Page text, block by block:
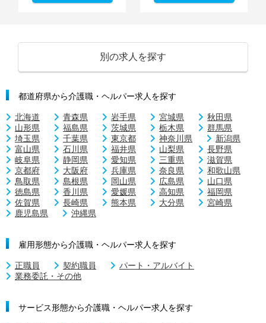
別の求人を探す
都道府県から介護職・ヘルパー求人を探す
北海道 青森県 岩手県 宮城県
秋田県
山形県
福島県 茨城県 栃木県
群馬県
埼玉県
千葉県 東京都 神奈川県
新潟県
富山県
石川県 福井県 山梨県
長野県
岐阜県
静岡県 愛知県 三重県
滋賀県
京都府
大阪府 兵庫県 奈良県
和歌山県
鳥取県
島根県 岡山県 広島県
山口県
徳島県
香川県 愛媛県 高知県
福岡県
佐賀県
長崎県 熊本県 大分県
宮崎県
鹿児島県
沖縄県
雇用形態から介護職・ヘルパー求人を探す
正職員 契約職員
パート・アルバイト
業務委託・その他
サービス形態から介護職・ヘルパー求人を探す